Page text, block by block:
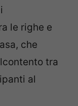
le righe e
che
tra
al